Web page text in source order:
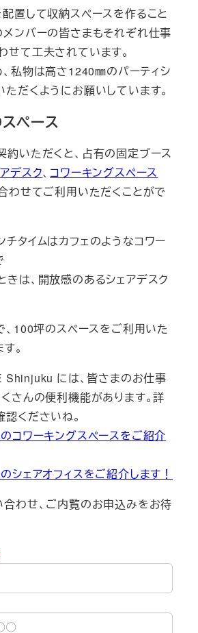
置して収納スペースを作ること
メンバーの皆さまもそれぞれ仕事
せて工夫されています。
私物は高さ1240㎜のパーティシ
だくようにお願いしています。
ペース
約いただくと、占有の固定ブース
デスク、 コワーキングスペース
わせてご利用いただくことがで
タイムはカフェのようなコワー
は、開放感のあるシェアデスク
、100坪のスペースをご利用いた
。
Shinjuku には、皆さまのお仕事
さんの便利機能があります。詳
くださいね。
コワーキングスペースをご紹介
ェアオフィスをご紹介します！
合わせ、ご内覧のお申込みをお待